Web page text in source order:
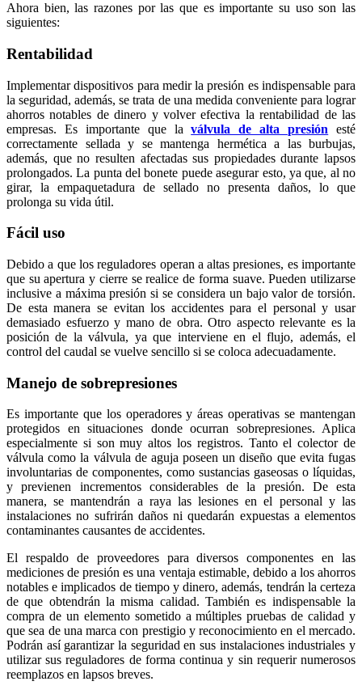
Ahora bien, las razones por las que es importante su uso son las
siguientes:
Rentabilidad
Implementar dispositivos para medir la presión es indispensable para
la seguridad, además, se trata de una medida conveniente para lograr
ahorros notables de dinero y volver efectiva la rentabilidad de las
empresas. Es importante que laválvula de alta presión esté
correctamente sellada y se mantenga hermética a las burbujas,
además, que no resulten afectadas sus propiedades durante lapsos
prolongados. La punta del bonete puede asegurar esto, ya que, al no
girar, la empaquetadura de sellado no presenta daños, lo que
prolonga su vida útil.
Fácil uso
Debido a que los reguladores operan a altas presiones, es importante
que su apertura y cierre se realice de forma suave. Pueden utilizarse
inclusive a máxima presión si se considera un bajo valor de torsión.
De esta manera se evitan los accidentes para el personal y usar
demasiado esfuerzo y mano de obra. Otro aspecto relevante es la
posición de la válvula, ya que interviene en el flujo, además, el
control del caudal se vuelve sencillo si se coloca adecuadamente.
Manejo de sobrepresiones
Es importante que los operadores y áreas operativas se mantengan
protegidos en situaciones donde ocurran sobrepresiones. Aplica
especialmente si son muy altos los registros. Tanto el colector de
válvula como la válvula de aguja poseen un diseño que evita fugas
involuntarias de componentes, como sustancias gaseosas o líquidas,
y previenen incrementos considerables de la presión. De esta
manera, se mantendrán a raya las lesiones en el personal y las
instalaciones no sufrirán daños ni quedarán expuestas a elementos
contaminantes causantes de accidentes.
El respaldo de proveedores para diversos componentes en las
mediciones de presión es una ventaja estimable, debido a los ahorros
notables e implicados de tiempo y dinero, además, tendrán la certeza
de que obtendrán la misma calidad. También es indispensable la
compra de un elemento sometido a múltiples pruebas de calidad y
que sea de una marca con prestigio y reconocimiento en el mercado.
Podrán así garantizar la seguridad en sus instalaciones industriales y
utilizar sus reguladores de forma continua y sin requerir numerosos
reemplazos en lapsos breves.